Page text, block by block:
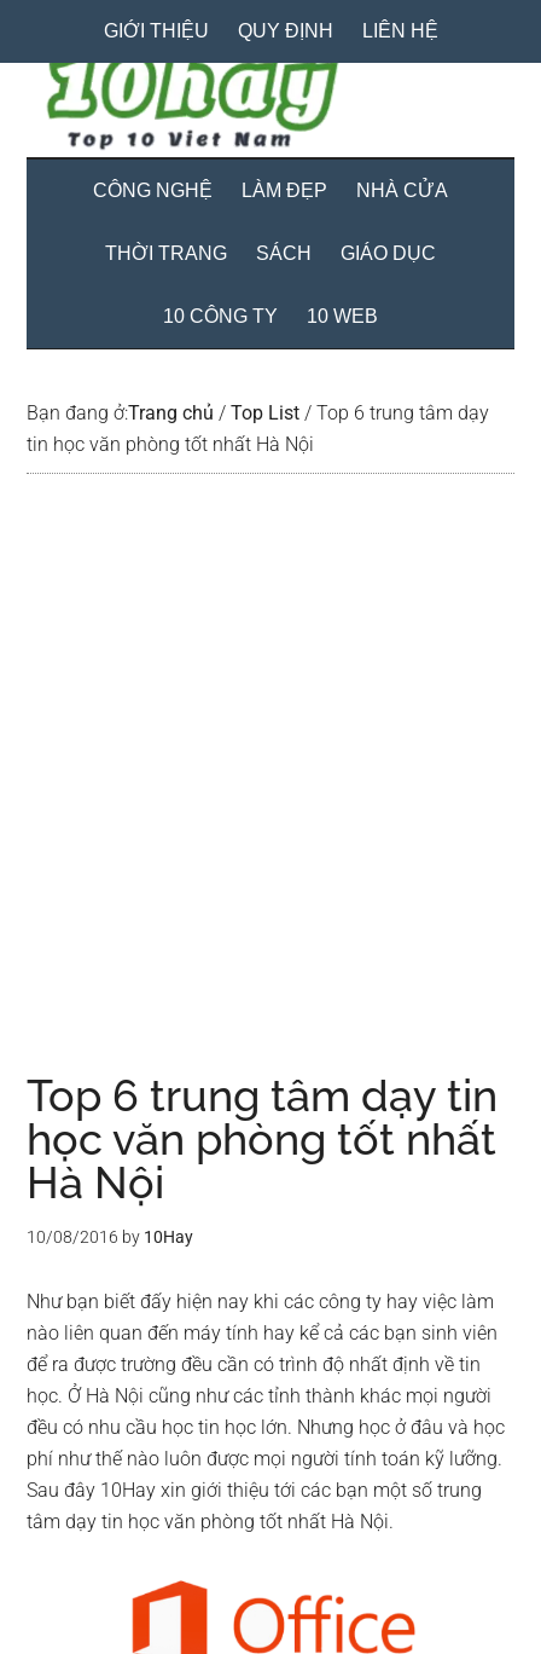
content
secondary
menu
primary
sidebar
GIỚI THIỆU QUY ĐỊNH LIÊN HỆ
CÔNG NGHỆ LÀM ĐẸP NHÀ CỬA
THỜI TRANG SÁCH GIÁO DỤC
10 CÔNG TY 10 WEB
Bạn đang ở:Trang chủ / Top List / Top 6 trung tâm dạy
tin học văn phòng tốt nhất Hà Nội
Top 6 trung tâm dạy tin
học văn phòng tốt nhất
Hà Nội
10/08/2016 by 10Hay
Như bạn biết đấy hiện nay khi các công ty hay việc làm
nào liên quan đến máy tính hay kể cả các bạn sinh viên
để ra được trường đều cần có trình độ nhất định về tin
học. Ở Hà Nội cũng như các tỉnh thành khác mọi người
đều có nhu cầu học tin học lớn. Nhưng học ở đâu và học
phí như thế nào luôn được mọi người tính toán kỹ lưỡng.
Sau đây 10Hay xin giới thiệu tới các bạn một số trung
tâm dạy tin học văn phòng tốt nhất Hà Nội.